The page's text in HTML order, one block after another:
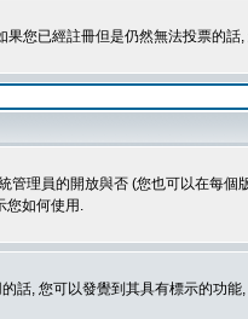
您已經註冊但是仍然無法投票的話
理員的開放與否 (您也可以在每
您如何使用.
話, 您可以發覺到其具有標示的功能,